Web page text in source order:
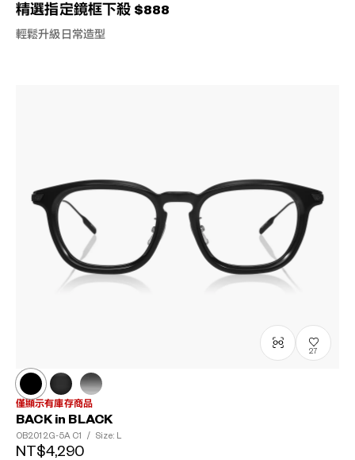
精選指定鏡框下殺 $888
輕鬆升級日常造型
27
僅顯示有庫存商品
BACK in BLACK
OB2012G-5A C1 / Size: L
NT$4,290